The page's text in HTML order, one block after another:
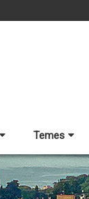
Temes